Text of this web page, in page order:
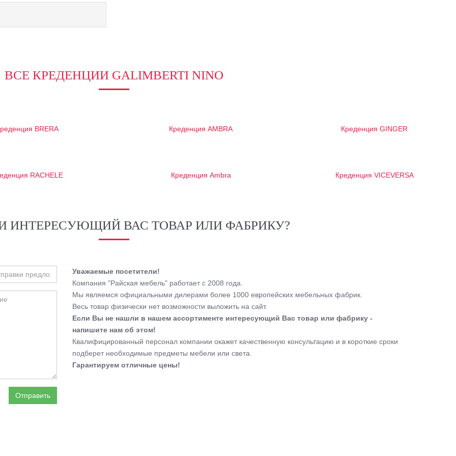
ВСЕ КРЕДЕНЦИИ GALIMBERTI NINO
BRERA Креденция AMBRA Креденция GINGER
RACHELE Креденция Ambra Креденция VICEVERSA
ИНТЕРЕСУЮЩИЙ ВАС ТОВАР ИЛИ ФАБРИКУ?
Отправить
Уважаемые посетители!
Компания "Райская мебель" работает с 2008 года.
Мы являемся официальными дилерами более 1000 европейских мебельных фабрик.
Весь товар физически нет возможности выложить на сайт.
Если Вы не нашли в нашем ассортименте интересующий Вас товар или фабрику -
напишите нам об этом!
Квалифицированный персонал компании окажет качественную консультацию и в короткие сроки
подберет необходимые предметы мебели или света.
Гарантируем отличные цены!